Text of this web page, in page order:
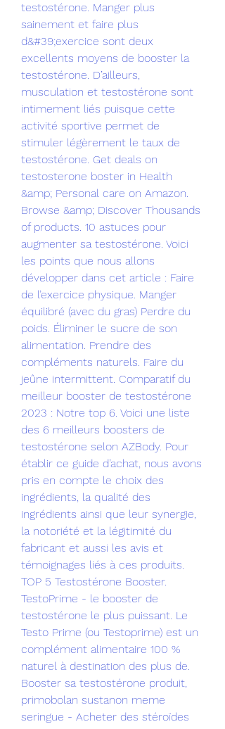
testostérone. Manger plus
sainement et faire plus
d&#39;exercice sont deux
excellents moyens de booster la
testostérone. D’ailleurs,
musculation et testostérone sont
intimement liés puisque cette
activité sportive permet de
stimuler légèrement le taux de
testostérone. Get deals on
testosterone boster in Health
&amp; Personal care on Amazon.
Browse &amp; Discover Thousands
of products. 10 astuces pour
augmenter sa testostérone. Voici
les points que nous allons
développer dans cet article : Faire
de l’exercice physique. Manger
équilibré (avec du gras) Perdre du
poids. Éliminer le sucre de son
alimentation. Prendre des
compléments naturels. Faire du
jeûne intermittent. Comparatif du
meilleur booster de testostérone
2023 : Notre top 6. Voici une liste
des 6 meilleurs boosters de
testostérone selon AZBody. Pour
établir ce guide d’achat, nous avons
pris en compte le choix des
ingrédients, la qualité des
ingrédients ainsi que leur synergie,
la notoriété et la légitimité du
fabricant et aussi les avis et
témoignages liés à ces produits.
TOP 5 Testostérone Booster.
TestoPrime - le booster de
testostérone le plus puissant. Le
Testo Prime (ou Testoprime) est un
complément alimentaire 100 %
naturel à destination des plus de.
Booster sa testostérone produit,
primobolan sustanon meme
seringue - Acheter des stéroïdes